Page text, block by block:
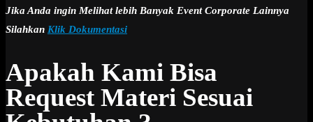
Jika Anda ingin Melihat lebih Banyak Event Corporate Lainnya
Silahkan Klik Dokumentasi
Apakah Kami Bisa
Request Materi Sesuai